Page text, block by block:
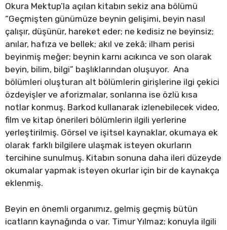
Okura Mektup’la açılan kitabın sekiz ana bölümü
“Geçmişten günümüze beynin gelişimi, beyin nasıl
çalışır, düşünür, hareket eder; ne kedisiz ne beyinsiz;
anılar, hafıza ve bellek; akıl ve zekâ; ilham perisi
beyinmiş meğer; beynin karnı acıkınca ve son olarak
beyin, bilim, bilgi” başlıklarından oluşuyor. Ana
bölümleri oluşturan alt bölümlerin girişlerine ilgi çekici
özdeyişler ve aforizmalar, sonlarına ise özlü kısa
notlar konmuş. Barkod kullanarak izlenebilecek video,
film ve kitap önerileri bölümlerin ilgili yerlerine
yerleştirilmiş. Görsel ve işitsel kaynaklar, okumaya ek
olarak farklı bilgilere ulaşmak isteyen okurların
tercihine sunulmuş. Kitabın sonuna daha ileri düzeyde
okumalar yapmak isteyen okurlar için bir de kaynakça
eklenmiş.
Beyin en önemli organımız, gelmiş geçmiş bütün
icatların kaynağında o var. Timur Yılmaz; konuyla ilgili